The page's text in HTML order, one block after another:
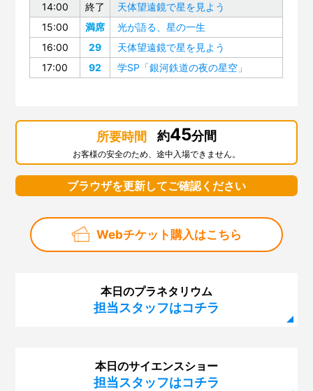
14:00
終了
天体望遠鏡で星を見よう
15:00
満席
光が語る、星の一生
16:00
29
天体望遠鏡で星を見よう
17:00
92 学SP「銀河鉄道の夜の星空」
所要時間 約45分間
お客様の安全のため、途中入場できません。
ブラウザを更新してご確認ください
Webチケット購入はこちら
本日のプラネタリウム
担当スタッフはコチラ
本日のサイエンスショー
担当スタッフはコチラ